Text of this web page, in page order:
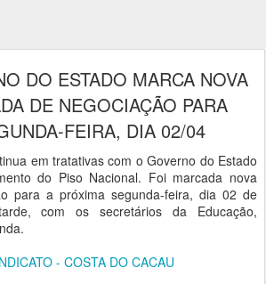
DO ESTADO MARCA NOVA
DE NEGOCIAÇÃO PARA
FEIRA, DIA 02/04
em tratativas com o Governo do Estado
do Piso Nacional. Foi marcada nova
para a próxima segunda-feira, dia 02 de
com os secretários da Educação,
- COSTA DO CACAU